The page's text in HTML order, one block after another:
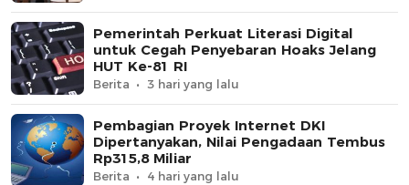
Pemerintah Perkuat Literasi Digital
untuk Cegah Penyebaran Hoaks Jelang
HUT Ke-81 RI
Berita 3 hari yang lalu
Pembagian Proyek Internet DKI
Dipertanyakan, Nilai Pengadaan Tembus
Rp315,8 Miliar
Berita 4 hari yang lalu